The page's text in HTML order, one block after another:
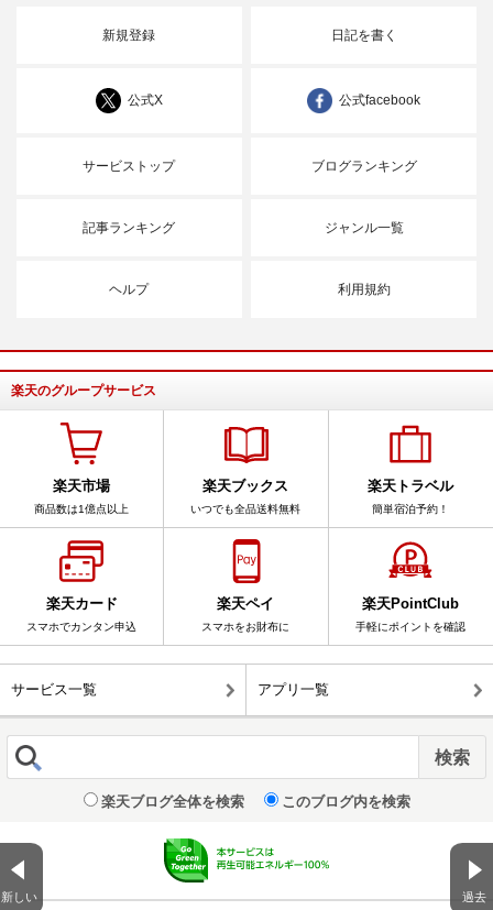
新しい 過去
新規登録 日記を書く
公式X 公式facebook
サービストップ ブログランキング
記事ランキング ジャンル一覧
ヘルプ 利用規約
楽天のグループサービス
楽天市場
商品数は1億点以上
楽天ブックス
いつでも全品送料無料
楽天トラベル
簡単宿泊予約！
楽天カード
スマホでカンタン申込
楽天ペイ
スマホをお財布に
楽天PointClub
手軽にポイントを確認
サービス一覧 アプリ一覧
楽天ブログ全体を検索 このブログ内を検索